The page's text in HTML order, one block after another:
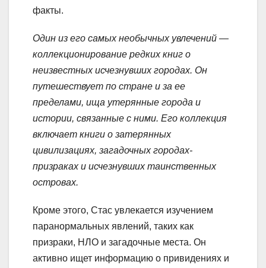
факты.
Один из его самых необычных увлечений —
коллекционирование редких книг о
неизвестных исчезнувших городах. Он
путешествует по стране и за ее
пределами, ища утерянные города и
истории, связанные с ними. Его коллекция
включает книги о затерянных
цивилизациях, загадочных городах-
призраках и исчезнувших таинственных
островах.
Кроме этого, Стас увлекается изучением
паранормальных явлений, таких как
призраки, НЛО и загадочные места. Он
активно ищет информацию о привидениях и